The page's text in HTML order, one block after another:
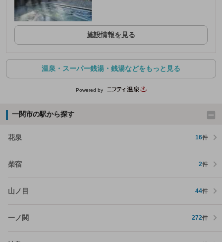
施設情報を見る
温泉・スーパー銭湯・銭湯などをもっと見る
Powered by
一関市の駅から探す
花泉 16件
柴宿 2件
山ノ目 44件
一ノ関 272件